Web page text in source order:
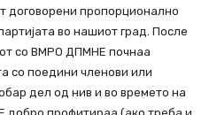
договорени пропорционално
во нашиот град. После
со ВМРО ДПМНЕ почнаа
со поедини членови или
дел од нив и во времето на